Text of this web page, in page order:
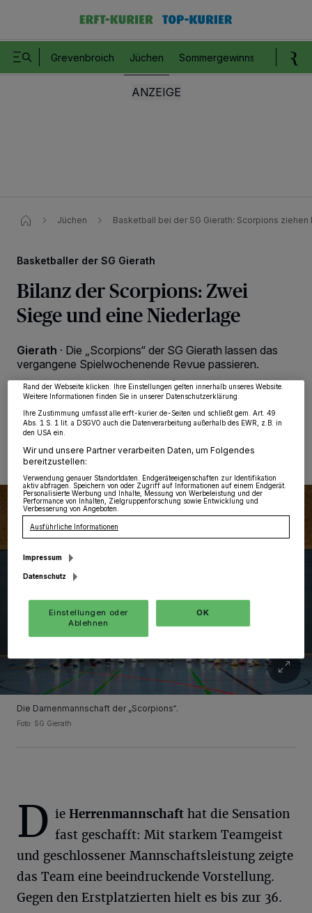
Grevenbroich Jüchen Sommergewinnspiel
Jüchen Basketball bei der SG Gierath: Scorpions ziehen
Basketballer der SG Gierath
Bilanz der Scorpions: Zwei
Siege und eine Niederlage
Gierath · Die „Scorpions“ der SG Gierath lassen das
vergangene Spielwochenende Revue passieren.
28.02.2025 , 12:05 Uhr Eine Minute Lesezeit
Die Damenmannschaft der „Scorpions“.
Foto: SG Gierath
D ie Herrenmannschaft hat die Sensation
fast geschafft: Mit starkem Teamgeist
und geschlossener Mannschaftsleistung zeigte
das Team eine beeindruckende Vorstellung.
Gegen den Erstplatzierten hielt es bis zur 36.
Wir und unsere
-Partner speichern und greifen auf personenbezogene Daten
wie Browserdaten oder eindeutige Kennungen auf Ihrem Gerät zu. Durch Auswahl
von OK aktivieren Sie Tracking-Technologien für die unter „Wir und unsere
Zwecke. Wenn Tracker deaktiviert sind, sind manche Inhalte und Anzeigen
möglicherweise nicht mehr so relevant für Sie. Sie können dieses Menü jederzeit
wieder aufrufen, um Ihre Einstellungen zu ändern oder Ihre Einwilligung zu
Rand der Webseite klicken. Ihre Einstellungen gelten innerhalb unseres Website.
Weitere Informationen finden Sie in unserer Datenschutzerklärung.
Ihre Zustimmung umfasst alle erft-kurier.de-Seiten und schließt gem. Art. 49
Abs. 1 S. 1 lit. a DSGVO auch die Datenverarbeitung außerhalb des EWR, z.B. in
den USA ein.
Wir und unsere Partner verarbeiten Daten, um Folgendes
bereitzustellen:
Verwendung genauer Standortdaten. Endgeräteeigenschaften zur Identifikation
aktiv abfragen. Speichern von oder Zugriff auf Informationen auf einem Endgerät.
Personalisierte Werbung und Inhalte, Messung von Werbeleistung und der
Performance von Inhalten, Zielgruppenforschung sowie Entwicklung und
Verbesserung von Angeboten.
Ausführliche Informationen
Impressum
Datenschutz
Einstellungen oder
Ablehnen
OK